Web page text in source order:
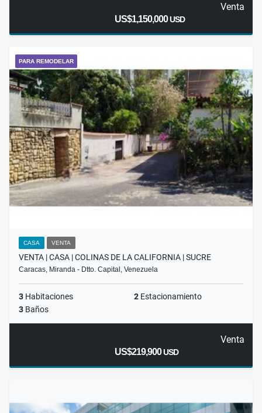
Venta
US$1,150,000USD
PARA REMODELAR
CASA VENTA
VENTA | CASA | COLINAS DE LA CALIFORNIA | SUCRE
Caracas, Miranda - Dtto. Capital, Venezuela
3 Habitaciones 2 Estacionamiento
3 Baños
Venta
US$219,900USD